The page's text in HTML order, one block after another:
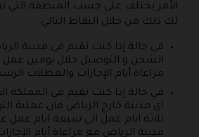
الأمر يختلف على حسب المنطقة
لك ذلك من خلال النقاط التالي :
في حالة إذا كنت تقيم في مدينة
الشحن و التوصيل خلال يومين
مراعاة أيام الإجازات والعطلات
في حالة إذا كنت تقيم في المملكة
اي مدينة خارج الرياض فان عملية
ثلاثة ايام عمل الى سبعة ايام
مدينة الرياض مع مراعاة أيام